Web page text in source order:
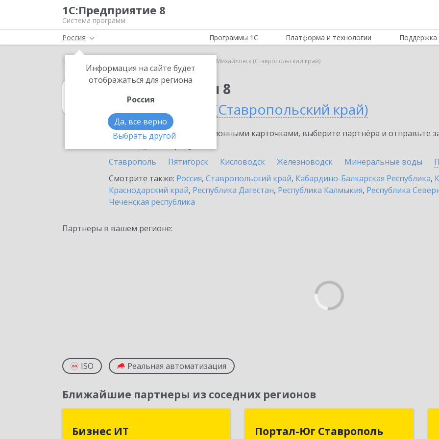
1С:Предприятие 8
Система программ
Россия
Информация на сайте будет
отображаться для региона
Россия
Да, все верно
Выбрать другой
Программы 1С Платформа и технологии Поддержка
Главная Михайловск (Ставропольский край)
1С:Бухгалтерия 8
в Михайловске (Ставропольский край)
Ознакомьтесь с информационными карточками, выберите партнёра и отправьте
Ставрополь
Пятигорск Кисловодск Железноводск Минеральные воды
Смотрите также: Россия, Ставропольский край, Кабардино-Балкарская Республика,
Краснодарский край, Республика Дагестан, Республика Калмыкия, Республика
Чеченская республика
Партнеры в вашем регионе:
ISO Реальная автоматизация
Ближайшие партнеры из соседних регионов
Бизнес ИТ Портал-Юг Ставрополь